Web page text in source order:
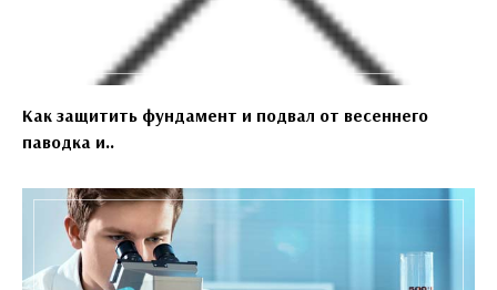
Как защитить фундамент и подвал от весеннего
паводка и..